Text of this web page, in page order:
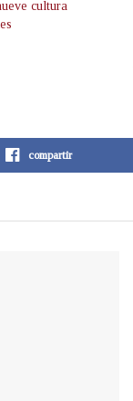
cultura
compartir